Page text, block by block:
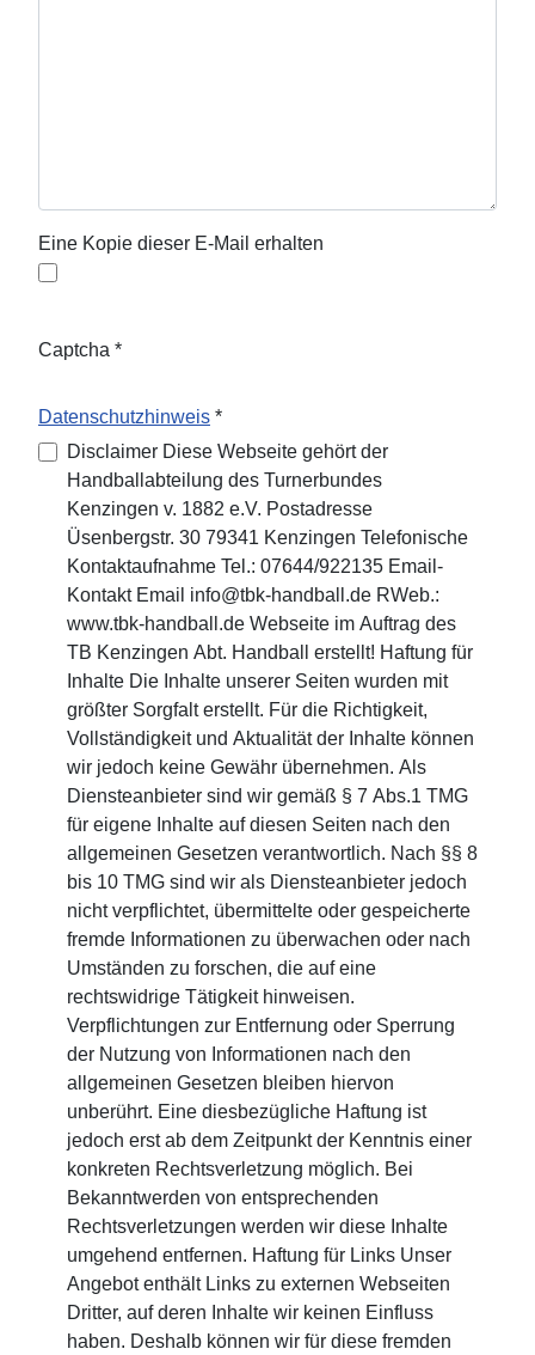
Eine Kopie dieser E-Mail erhalten
Captcha *
Datenschutzhinweis *
Datenschutzhinweis
Disclaimer Diese Webseite gehört der
Handballabteilung des Turnerbundes
Kenzingen v. 1882 e.V. Postadresse
Üsenbergstr. 30 79341 Kenzingen Telefonische
Kontaktaufnahme Tel.: 07644/922135 Email-
Kontakt Email info@tbk-handball.de RWeb.:
www.tbk-handball.de Webseite im Auftrag des
TB Kenzingen Abt. Handball erstellt! Haftung für
Inhalte Die Inhalte unserer Seiten wurden mit
größter Sorgfalt erstellt. Für die Richtigkeit,
Vollständigkeit und Aktualität der Inhalte können
wir jedoch keine Gewähr übernehmen. Als
Diensteanbieter sind wir gemäß § 7 Abs.1 TMG
für eigene Inhalte auf diesen Seiten nach den
allgemeinen Gesetzen verantwortlich. Nach §§ 8
bis 10 TMG sind wir als Diensteanbieter jedoch
nicht verpflichtet, übermittelte oder gespeicherte
fremde Informationen zu überwachen oder nach
Umständen zu forschen, die auf eine
rechtswidrige Tätigkeit hinweisen.
Verpflichtungen zur Entfernung oder Sperrung
der Nutzung von Informationen nach den
allgemeinen Gesetzen bleiben hiervon
unberührt. Eine diesbezügliche Haftung ist
jedoch erst ab dem Zeitpunkt der Kenntnis einer
konkreten Rechtsverletzung möglich. Bei
Bekanntwerden von entsprechenden
Rechtsverletzungen werden wir diese Inhalte
umgehend entfernen. Haftung für Links Unser
Angebot enthält Links zu externen Webseiten
Dritter, auf deren Inhalte wir keinen Einfluss
haben. Deshalb können wir für diese fremden